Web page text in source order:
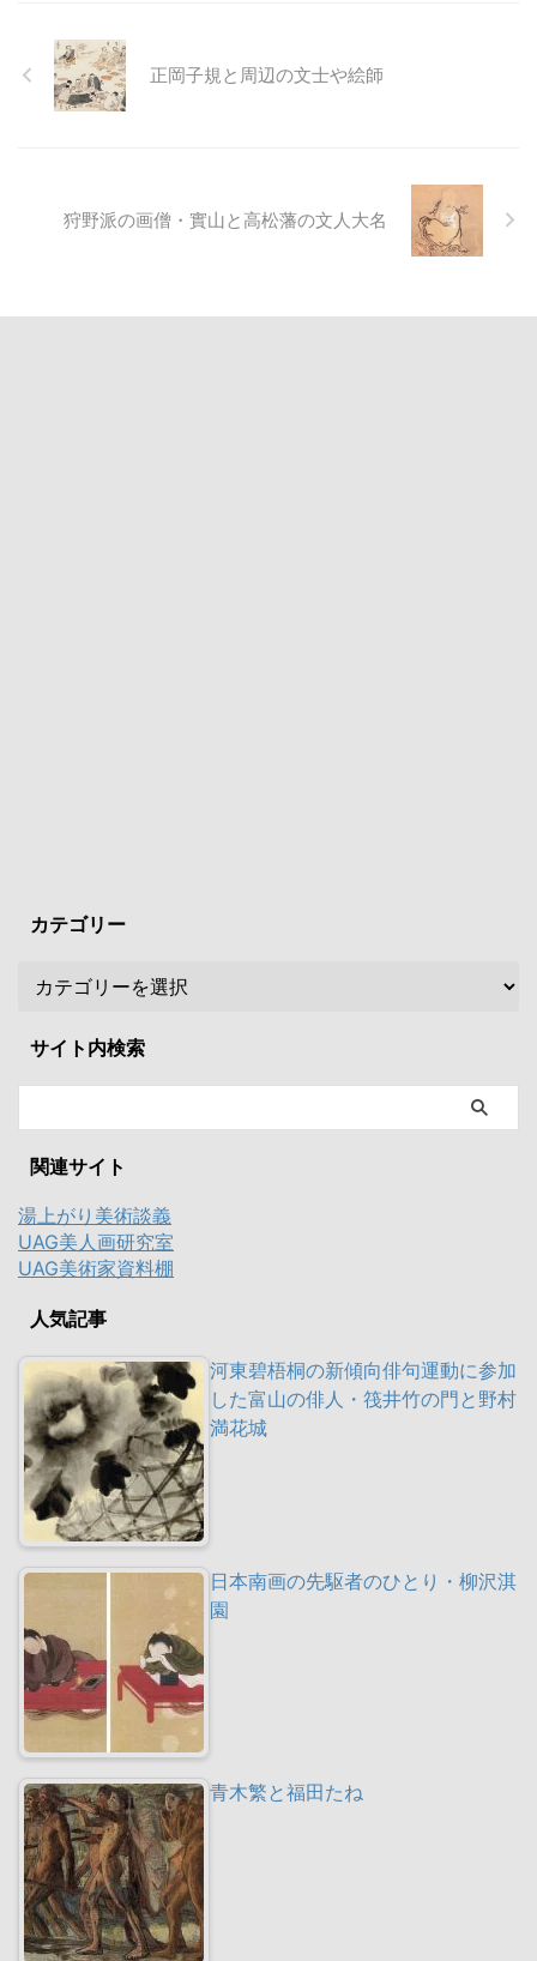
正岡子規と周辺の文士や絵師
狩野派の画僧・實山と高松藩の文人大名
カテゴリー
サイト内検索
関連サイト
湯上がり美術談義
UAG美人画研究室
UAG美術家資料棚
人気記事
河東碧梧桐の新傾向俳句運動に参加
した富山の俳人・筏井竹の門と野村
満花城
日本南画の先駆者のひとり・柳沢淇
園
青木繁と福田たね